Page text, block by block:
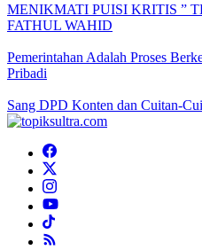
MENIKMATI PUISI KRITIS ”
FATHUL WAHID
Pemerintahan Adalah Proses
Pribadi
Sang DPD Konten dan Cuitan-